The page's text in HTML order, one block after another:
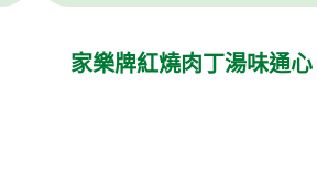
家樂牌紅燒肉丁湯味通心